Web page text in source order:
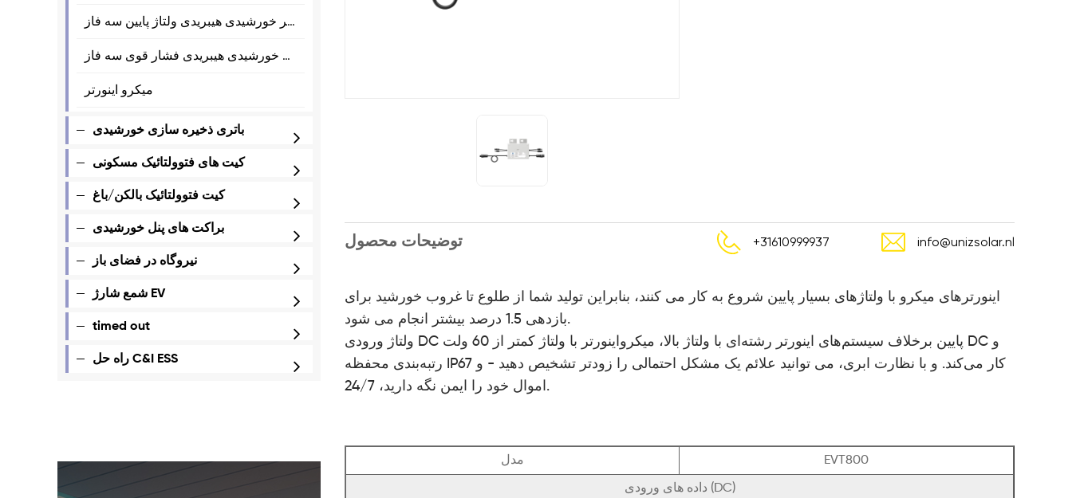
اینورتر خورشیدی هیبریدی ولتاژ پایین سه فاز
اینورتر خورشیدی هیبریدی فشار قوی سه فاز
میکرو اینورتر
باتری ذخیره سازی خورشیدی
کیت های فتوولتائیک مسکونی
کیت فتوولتائیک بالکن/باغ
براکت های پنل خورشیدی
نیروگاه در فضای باز
شمع شارژ EV
timed out
راه حل C&I ESS
توضیحات محصول +31610999937 info@unizsolar.nl
اینورترهای میکرو با ولتاژهای بسیار پایین شروع به کار می کنند، بنابراین تولید شما از طلوع تا غروب خورشید برای
بازدهی 1.5 درصد بیشتر انجام می شود.
ولتاژ ورودی DC پایین برخلاف سیستم‌های اینورتر رشته‌ای با ولتاژ بالا، میکرواینورتر با ولتاژ کمتر از 60 ولت DC و
رتبه‌بندی محفظه IP67 کار می‌کند. و با نظارت ابری، می توانید علائم یک مشکل احتمالی را زودتر تشخیص دهید - و
اموال خود را ایمن نگه دارید، 24/7.
مدل EVT800
داده های ورودی (DC)